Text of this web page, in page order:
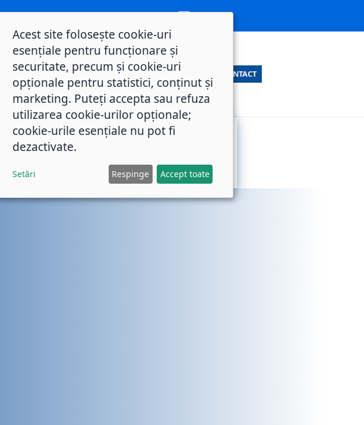
CONTACT
INTEGRITATE
Acest site folosește cookie-uri
esențiale pentru funcționare și
securitate, precum și cookie-uri
opționale pentru statistici, conținut și
marketing. Puteți accepta sau refuza
utilizarea cookie-urilor opționale;
cookie-urile esențiale nu pot fi
dezactivate.
Setări Respinge Accept toate